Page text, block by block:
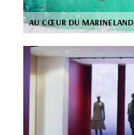
AU CŒUR DU MARINELAND